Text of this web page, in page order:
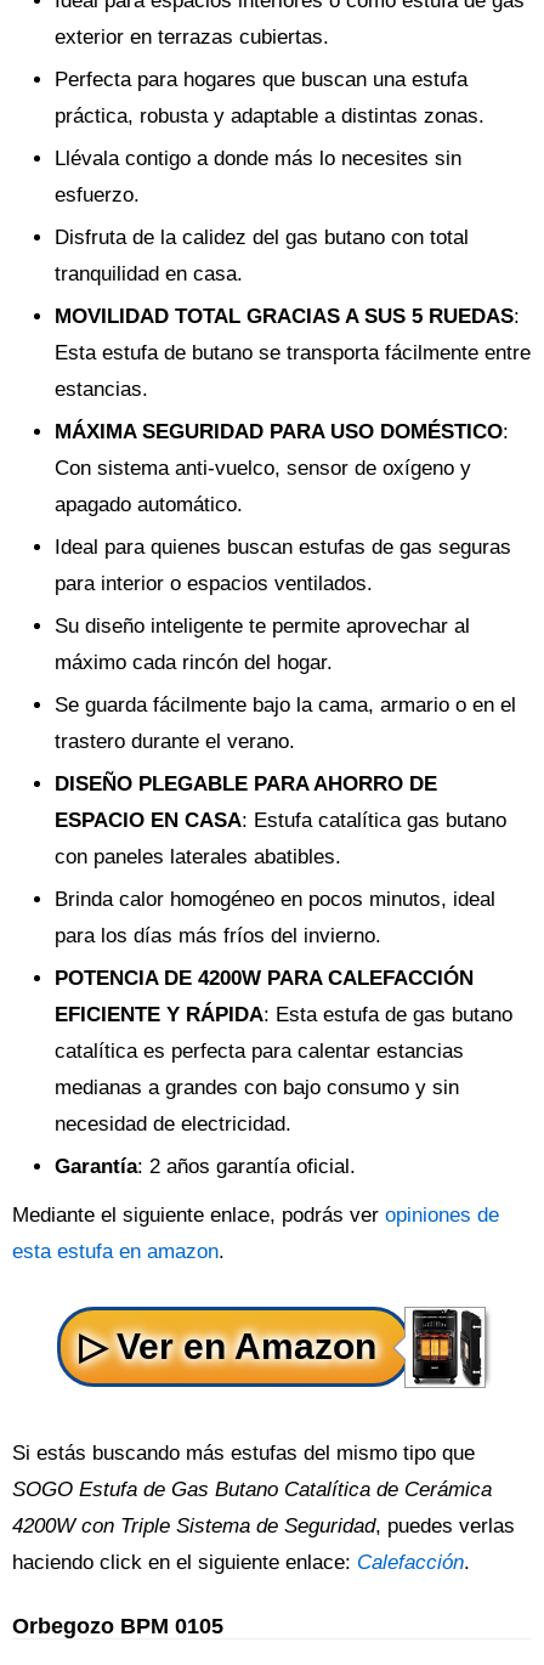
exterior en terrazas cubiertas.
Perfecta para hogares que buscan una estufa
práctica, robusta y adaptable a distintas zonas.
Llévala contigo a donde más lo necesites sin
esfuerzo.
Disfruta de la calidez del gas butano con total
tranquilidad en casa.
MOVILIDAD TOTAL GRACIAS A SUS 5 RUEDAS:
Esta estufa de butano se transporta fácilmente entre
estancias.
MÁXIMA SEGURIDAD PARA USO DOMÉSTICO:
Con sistema anti-vuelco, sensor de oxígeno y
apagado automático.
Ideal para quienes buscan estufas de gas seguras
para interior o espacios ventilados.
Su diseño inteligente te permite aprovechar al
máximo cada rincón del hogar.
Se guarda fácilmente bajo la cama, armario o en el
trastero durante el verano.
DISEÑO PLEGABLE PARA AHORRO DE
ESPACIO EN CASA: Estufa catalítica gas butano
con paneles laterales abatibles.
Brinda calor homogéneo en pocos minutos, ideal
para los días más fríos del invierno.
POTENCIA DE 4200W PARA CALEFACCIÓN
EFICIENTE Y RÁPIDA: Esta estufa de gas butano
catalítica es perfecta para calentar estancias
medianas a grandes con bajo consumo y sin
necesidad de electricidad.
Garantía: 2 años garantía oficial.
Mediante el siguiente enlace, podrás ver opiniones de
esta estufa en amazon.
Si estás buscando más estufas del mismo tipo que
SOGO Estufa de Gas Butano Catalítica de Cerámica
4200W con Triple Sistema de Seguridad, puedes verlas
haciendo click en el siguiente enlace: Calefacción.
Orbegozo BPM 0105